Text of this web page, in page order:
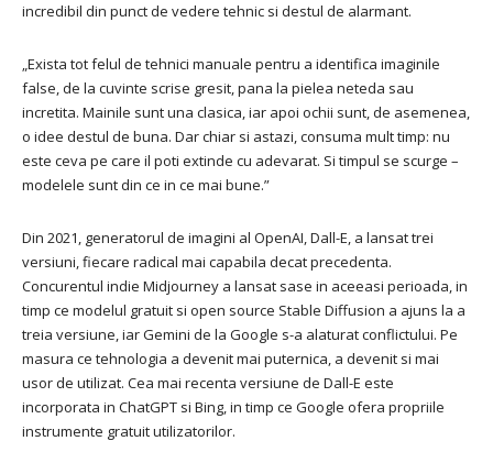
incredibil din punct de vedere tehnic si destul de alarmant.
„Exista tot felul de tehnici manuale pentru a identifica imaginile
false, de la cuvinte scrise gresit, pana la pielea neteda sau
incretita. Mainile sunt una clasica, iar apoi ochii sunt, de asemenea,
o idee destul de buna. Dar chiar si astazi, consuma mult timp: nu
este ceva pe care il poti extinde cu adevarat. Si timpul se scurge –
modelele sunt din ce in ce mai bune.”
Din 2021, generatorul de imagini al OpenAI, Dall-E, a lansat trei
versiuni, fiecare radical mai capabila decat precedenta.
Concurentul indie Midjourney a lansat sase in aceeasi perioada, in
timp ce modelul gratuit si open source Stable Diffusion a ajuns la a
treia versiune, iar Gemini de la Google s-a alaturat conflictului. Pe
masura ce tehnologia a devenit mai puternica, a devenit si mai
usor de utilizat. Cea mai recenta versiune de Dall-E este
incorporata in ChatGPT si Bing, in timp ce Google ofera propriile
instrumente gratuit utilizatorilor.